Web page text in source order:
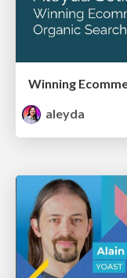
aleyda